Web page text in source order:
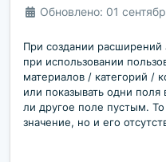
Обновлено: 01
При создании
при использовании
материалов / категорий /
или показывать одни поля
ли другое поле пустым.
значение, но и его